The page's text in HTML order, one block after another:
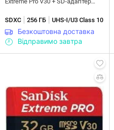
SDXC
256 ГБ UHS-I/U3 Class 10
Безкоштовна доставка
Відправимо завтра